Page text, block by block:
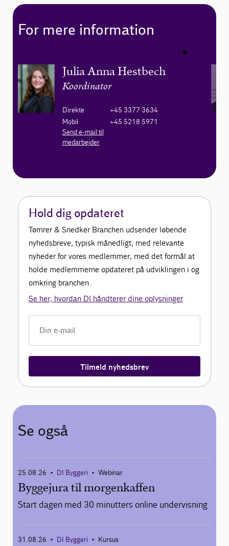
For mere information
Julia Anna Hestbech
Koordinator
Direkte
+45 3377 3634
Mobil
+45 5218 5971
Send e-mail til
medarbejder
Hold dig opdateret
Tømrer & Snedker Branchen udsender løbende
nyhedsbreve, typisk månedligt, med relevante
nyheder for vores medlemmer, med det formål at
holde medlemmerne opdateret på udviklingen i og
omkring branchen.
Se her, hvordan DI håndterer dine oplysninger
Tilmeld nyhedsbrev
Se også
25.08.26 • DI Byggeri • Webinar
Byggejura til morgenkaffen
Start dagen med 30 minutters online undervisning
31.08.26 • DI Byggeri • Kursus